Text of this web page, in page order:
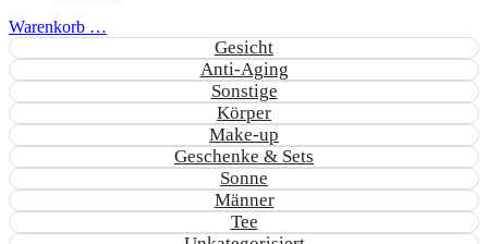
Warenkorb …
Gesicht
Anti-Aging
Sonstige
Körper
Make-up
Geschenke & Sets
Sonne
Männer
Tee